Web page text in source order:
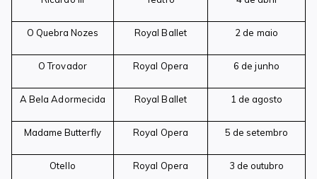
O Quebra Nozes Royal Ballet 2 de maio
O Trovador Royal Opera 6 de junho
A Bela Adormecida Royal Ballet 1 de agosto
Madame Butterfly Royal Opera 5 de setembro
Otello Royal Opera 3 de outubro